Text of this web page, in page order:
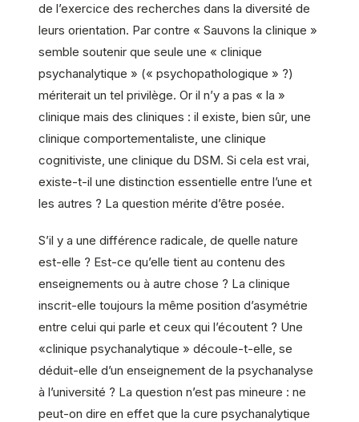
de l’exercice des recherches dans la diversité de
leurs orientation. Par contre « Sauvons la clinique »
semble soutenir que seule une « clinique
psychanalytique » (« psychopathologique » ?)
mériterait un tel privilège. Or il n’y a pas « la »
clinique mais des cliniques : il existe, bien sûr, une
clinique comportementaliste, une clinique
cognitiviste, une clinique du DSM. Si cela est vrai,
existe-t-il une distinction essentielle entre l’une et
les autres ? La question mérite d’être posée.
S’il y a une différence radicale, de quelle nature
est-elle ? Est-ce qu’elle tient au contenu des
enseignements ou à autre chose ? La clinique
inscrit-elle toujours la même position d’asymétrie
entre celui qui parle et ceux qui l’écoutent ? Une
«clinique psychanalytique » découle-t-elle, se
déduit-elle d’un enseignement de la psychanalyse
à l’université ? La question n’est pas mineure : ne
peut-on dire en effet que la cure psychanalytique